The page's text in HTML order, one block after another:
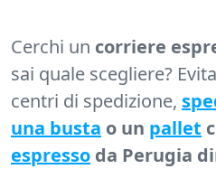
Cerchi un corriere
sai quale scegliere?
centri di spedizione,
una busta o un pallet
espresso da Perugia